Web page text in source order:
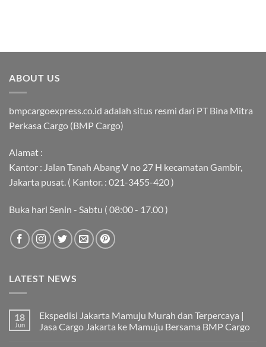
ABOUT US
bmpcargoexpress.co.id adalah situs resmi dari PT Bina Mitra
Perkasa Cargo (BMP Cargo)
Alamat :
Kantor : Jalan Tanah Abang V no 27 H kecamatan Gambir,
Jakarta pusat. ( Kantor. : 021-3455-420 )
Buka hari Senin - Sabtu ( 08:00 - 17.00 )
LATEST NEWS
18
Jun
Ekspedisi Jakarta Mamuju Murah dan Terpercaya |
Jasa Cargo Jakarta ke Mamuju Bersama BMP Cargo